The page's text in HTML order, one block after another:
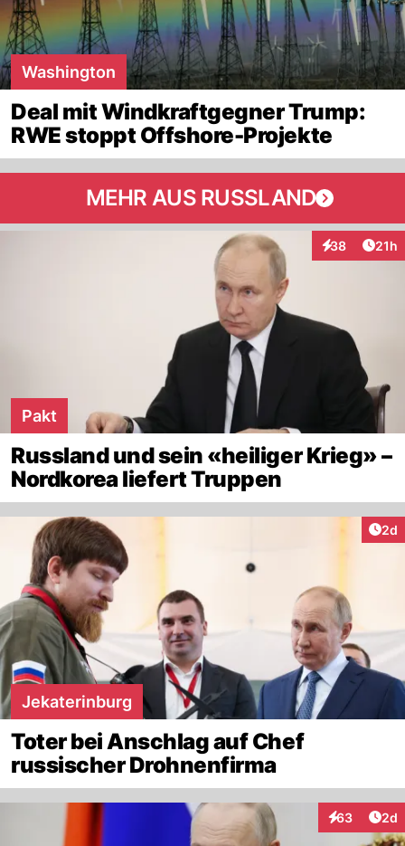
Washington
Deal mit Windkraftgegner Trump:
RWE stoppt Offshore-Projekte
MEHR AUS RUSSLAND
38
Interaktionen
21h
Pakt
Russland und sein «heiliger Krieg» –
Nordkorea liefert Truppen
2d
Jekaterinburg
Toter bei Anschlag auf Chef
russischer Drohnenfirma
63
Interaktionen
2d